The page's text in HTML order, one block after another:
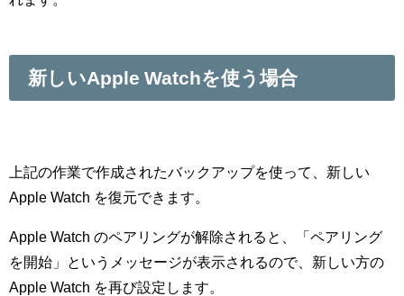
新しいApple Watchを使う場合
上記の作業で作成されたバックアップを使って、新しい
Apple Watch を復元できます。
Apple Watch のペアリングが解除されると、「ペアリング
を開始」というメッセージが表示されるので、新しい方の
Apple Watch を再び設定します。